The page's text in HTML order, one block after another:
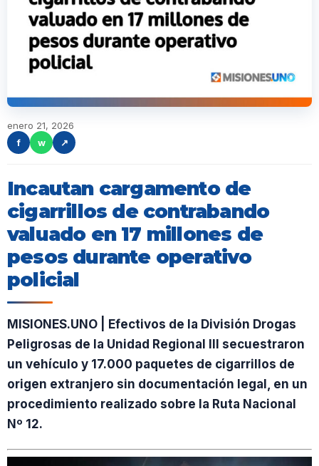
enero 21, 2026
f
w ↗
Incautan cargamento de
cigarrillos de contrabando
valuado en 17 millones de
pesos durante operativo
policial
MISIONES.UNO | Efectivos de la División Drogas
Peligrosas de la Unidad Regional III secuestraron
un vehículo y 17.000 paquetes de cigarrillos de
origen extranjero sin documentación legal, en un
procedimiento realizado sobre la Ruta Nacional
Nº 12.